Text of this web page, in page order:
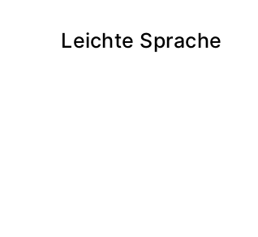
Leichte Sprache